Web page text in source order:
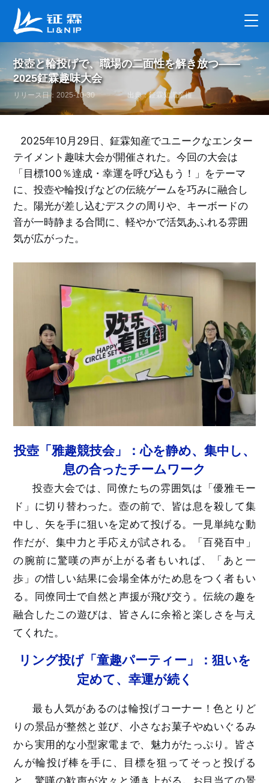
投壺と輪投げで、職場の二面性を解き放つ——
2025鉦霖趣味大会
リリース日：2025-10-30 出典：鉦霖知識産権
2025年10月29日、鉦霖知産でユニークなエンター
テイメント趣味大会が開催された。今回の大会は
「目標100％達成・幸運を呼び込もう！」をテーマ
に、投壺や輪投げなどの伝統ゲームを巧みに融合 し
た。陽光が差し込むデスクの周りや、キーボードの
音が一時静まる合間に、軽やかで活気あふれる雰囲
気が広がった。
投壺「雅趣競技会」：心を静め、集中し、
息の合ったチームワーク
投壺大会では、同僚たちの雰囲気は「優雅モー
ド」に切り替わった。壺の前で、皆は息を殺して集
中し、矢を手に狙いを定めて投げる。一見単純な動
作だが、集中力と手応えが試される。「百発百中」
の腕前に驚嘆の声が上がる者もいれば、「あと一
歩」の惜しい結果に会場全体がため息をつく者も い
る 。同僚同士で自然と声援が飛び交う。伝統の趣を
融合したこの遊びは、皆 さんに余裕と楽しさを与え
てくれた。
リング投げ「童趣パーティー」：狙いを
定めて、幸運が続く
最も人気があるのは輪投げコーナー！色とりど
りの景品が整然と並び、小さなお菓子やぬいぐるみ
から実用的な小型家電まで、魅力がたっぷり。皆 さ
ん が輪投げ棒を手に、目標を狙ってそっと投げる